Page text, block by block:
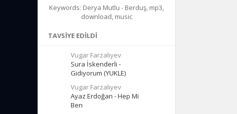
Keywords: Derya Mutlu - Berduş, mp3,
download, music
TAVSIYE EDILDI
Vugar Farzaliyev
Sura İskenderli -
Gidiyorum (YUKLE)
Vugar Farzaliyev
Ayaz Erdoğan - Hep Mi
Ben